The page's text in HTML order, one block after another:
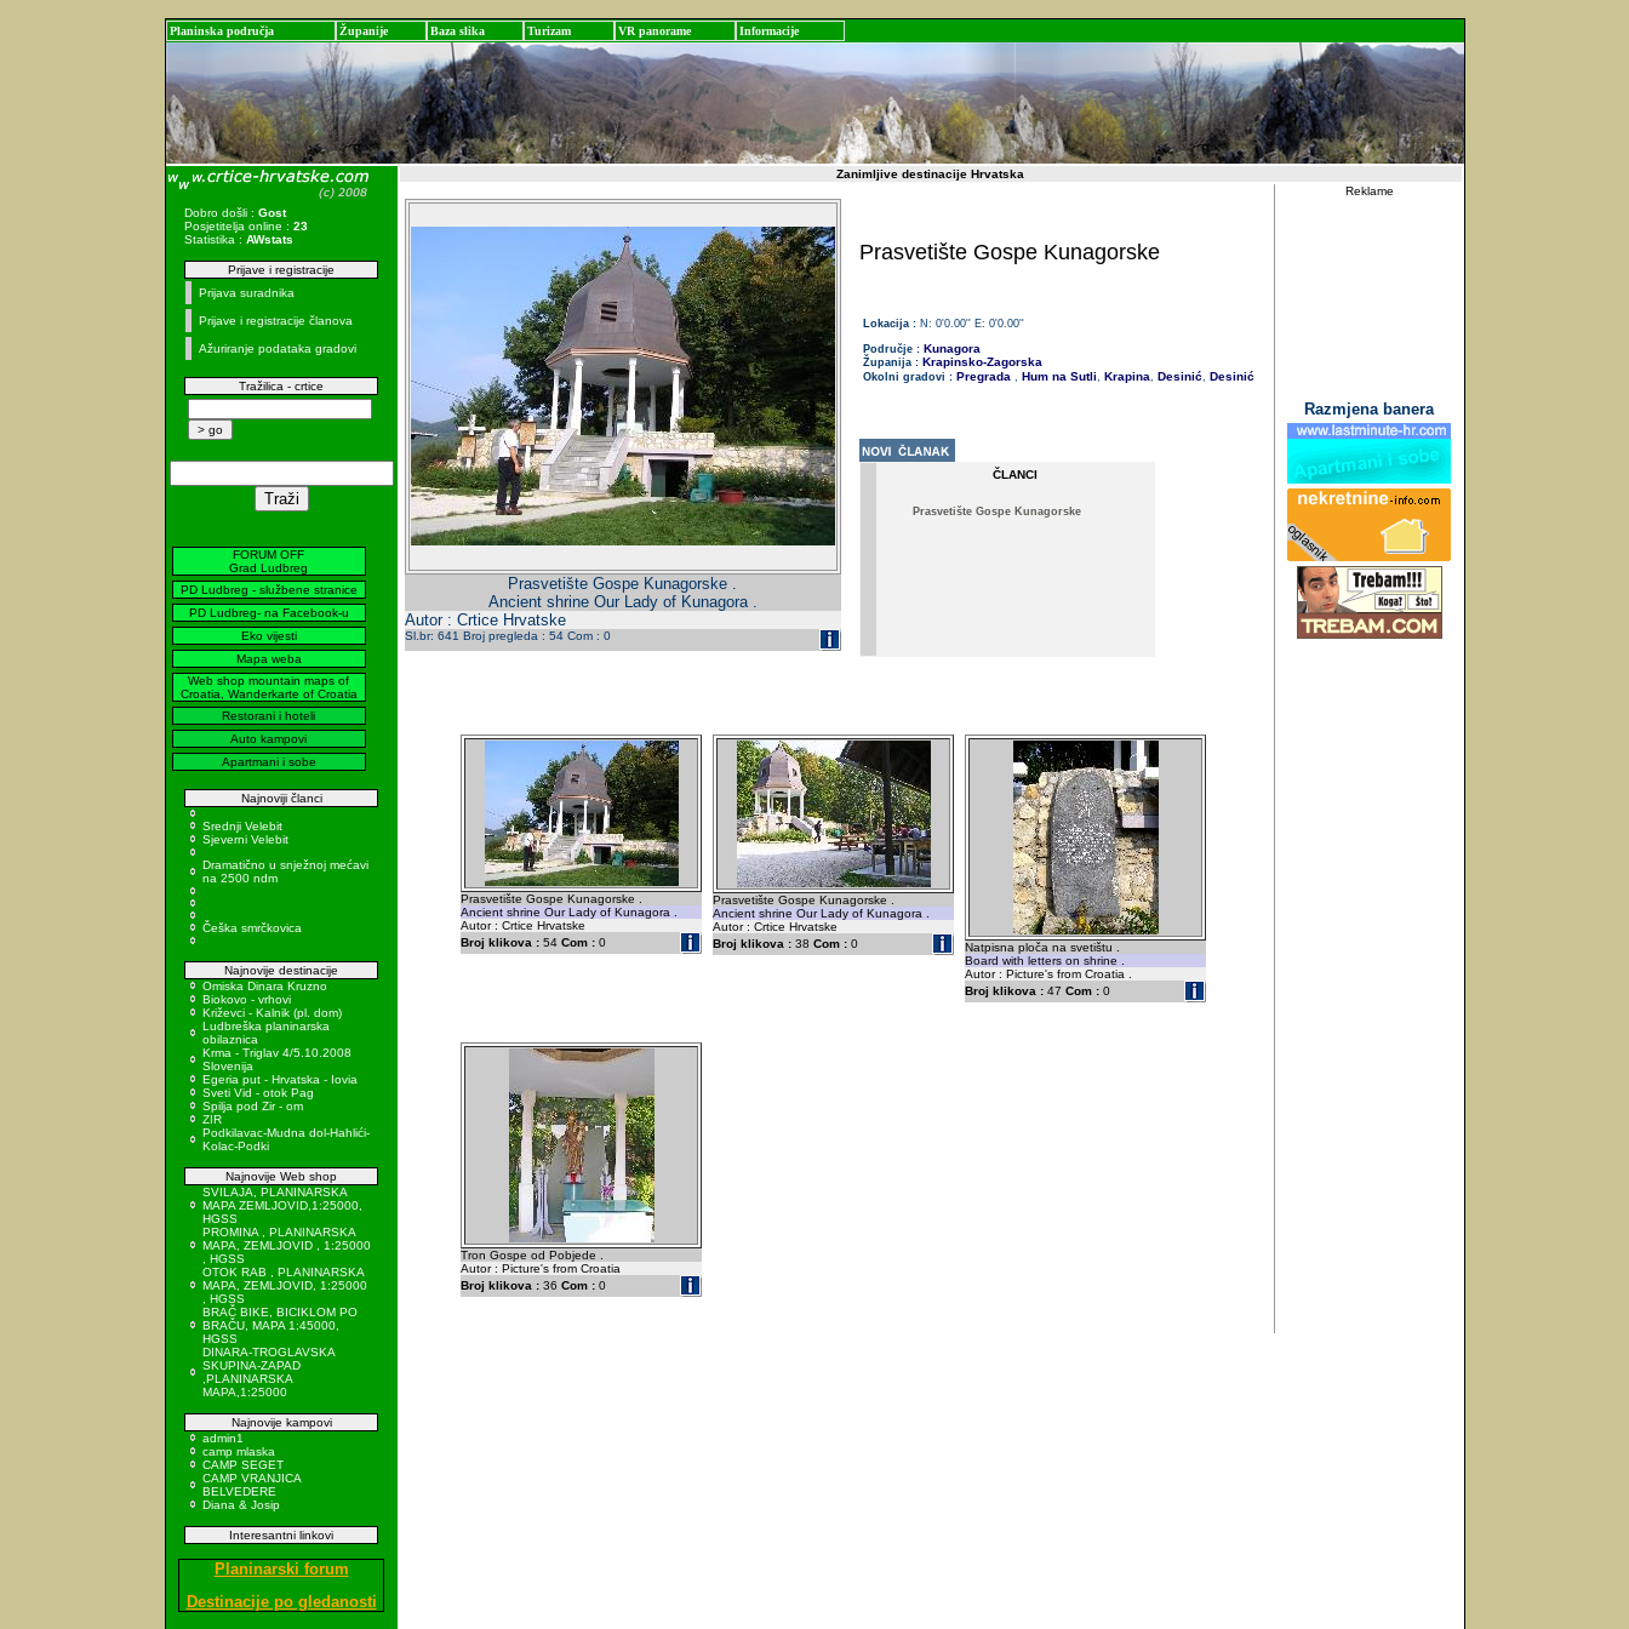
Planinska područja Županije Baza slika Turizam VR panorame Informacije
Dobro došli : Gost
Posjetitelja online : 23
Statistika : AWstats
Prijave i registracije
Prijava suradnika
Prijave i registracije članova
Ažuriranje podataka gradovi
Tražilica - crtice
FORUM OFF
Grad Ludbreg
PD Ludbreg - službene stranice
PD Ludbreg- na Facebook-u
Eko vijesti
Mapa weba
Web shop mountain maps of
Croatia, Wanderkarte of Croatia
Restorani i hoteli
Auto kampovi
Apartmani i sobe
Najnoviji članci
Srednji Velebit
Sjeverni Velebit
Dramatično u snježnoj mećavi
na 2500 ndm
Češka smrčkovica
Najnovije destinacije
Omiska Dinara Kruzno
Biokovo - vrhovi
Križevci - Kalnik (pl. dom)
Ludbreška planinarska
obilaznica
Krma - Triglav 4/5.10.2008
Slovenija
Egeria put - Hrvatska - Iovia
Sveti Vid - otok Pag
Spilja pod Zir - om
ZIR
Podkilavac-Mudna dol-Hahlići-
Kolac-Podki
Najnovije Web shop
SVILAJA, PLANINARSKA
MAPA ZEMLJOVID,1:25000,
HGSS
PROMINA , PLANINARSKA
MAPA, ZEMLJOVID , 1:25000
, HGSS
OTOK RAB , PLANINARSKA
MAPA, ZEMLJOVID, 1:25000
, HGSS
BRAČ BIKE, BICIKLOM PO
BRAČU, MAPA 1:45000,
HGSS
DINARA-TROGLAVSKA
SKUPINA-ZAPAD
,PLANINARSKA
MAPA,1:25000
Najnovije kampovi
admin1
camp mlaska
CAMP SEGET
CAMP VRANJICA
BELVEDERE
Diana & Josip
Interesantni linkovi
Planinarski forum
Destinacije po gledanosti
Zanimljive destinacije Hrvatska
Prasvetište Gospe Kunagorske .
Ancient shrine Our Lady of Kunagora .
Autor : Crtice Hrvatske
Sl.br: 641 Broj pregleda : 54 Com : 0
Prasvetište Gospe Kunagorske
Lokacija : N: 0'0.00'' E: 0'0.00''
Područje : Kunagora
Županija : Krapinsko-Zagorska
Okolni gradovi : Pregrada , Hum na Sutli, Krapina, Desinić, Desinić
ČLANCI
Prasvetište Gospe Kunagorske
Prasvetište Gospe Kunagorske .
Ancient shrine Our Lady of Kunagora .
Autor : Crtice Hrvatske
Broj klikova : 54 Com : 0
Prasvetište Gospe Kunagorske .
Ancient shrine Our Lady of Kunagora .
Autor : Crtice Hrvatske
Broj klikova : 38 Com : 0
Natpisna ploča na svetištu .
Board with letters on shrine .
Autor : Picture's from Croatia .
Broj klikova : 47 Com : 0
Tron Gospe od Pobjede .
Autor : Picture's from Croatia
Broj klikova : 36 Com : 0
Reklame
Razmjena banera